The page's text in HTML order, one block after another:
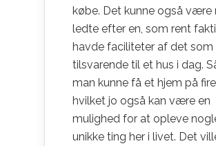
købe. Det kunne også være
ledte efter en, som rent
havde faciliteter af det som
tilsvarende til et hus i dag.
man kunne få et hjem på fire
hvilket jo også kan være en
mulighed for at opleve
unikke ting her i livet. Det